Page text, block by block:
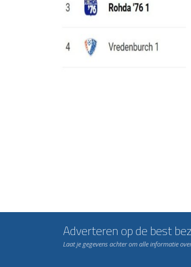
Adverteren op de best
Laat je gegevens achter om alle informatie